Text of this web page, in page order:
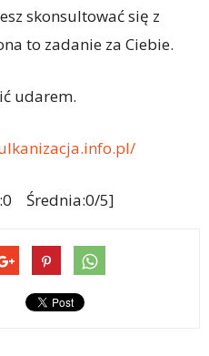
skonsultować się z
to zadanie za Ciebie.
udarem.
Średnia:0/5]